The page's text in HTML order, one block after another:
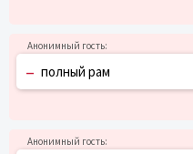
– полный рам